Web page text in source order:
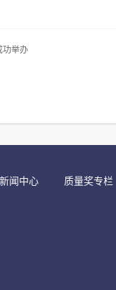
功举办
新闻中心 质量奖专栏